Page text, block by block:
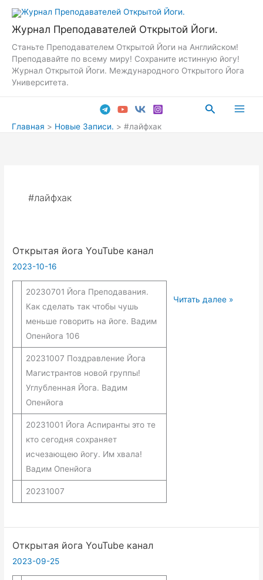
Перейти
содержимому
Журнал Преподавателей Открытой Йоги.
Станьте Преподавателем Открытой Йоги на Английском!
Преподавайте по всему миру! Сохраните истинную йогу!
Журнал Открытой Йоги. Международного Открытого Йога
Университета.
Поиск
Главная Новые Записи. #лайфхак
#лайфхак
Открытая йога YouTube канал
2023-10-16
20230701 Йога Преподавания.
Как сделать так чтобы чушь
меньше говорить на йоге. Вадим
Опенйога 106
20231007 Поздравление Йога
Магистрантов новой группы!
Углубленная Йога. Вадим
Опенйога
20231001 Йога Аспиранты это те
кто сегодня сохраняет
исчезающею йогу. Им хвала!
Вадим Опенйога
20231007
Открытая
Читать далее »
Открытая йога YouTube канал
2023-09-25